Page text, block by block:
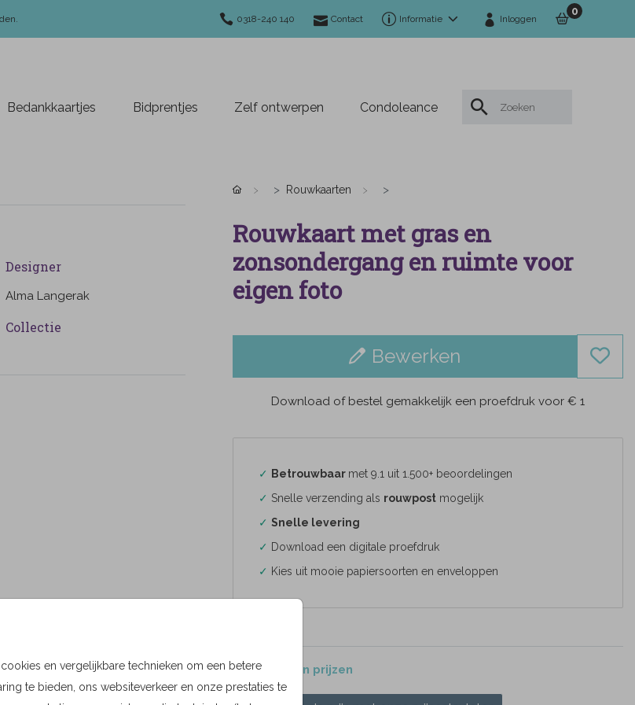
0318-240 140 Contact Informatie Inloggen
0
Bedankkaartjes Bidprentjes Zelf ontwerpen Condoleance
en vergelijkbare technieken om een betere
te bieden, ons websiteverkeer en onze prestaties te
Designer
Alma Langerak
Collectie
Rouwkaarten
Rouwkaart met gras en
zonsondergang en ruimte voor
eigen foto
Bewerken
Download of bestel gemakkelijk een proefdruk voor € 1
✓ Betrouwbaar met 9.1 uit 1.500+ beoordelingen
✓ Snelle verzending als rouwpostmogelijk
✓ Snelle levering
✓ Download een digitale proefdruk
✓ Kies uit mooie papiersoorten en enveloppen
Formaten en prijzen